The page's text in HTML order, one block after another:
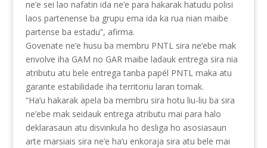
ne’e sei lao nafatin ida ne’e para hakarak hatudu polisi
laos partenense ba grupu ema ida ka rua nian maibe
partense ba estadu”, afirma.
Govenate ne’e husu ba membru PNTL sira ne’ebe mak
envolve iha GAM no GAR maibe ladauk entrega sira nia
atributu atu bele entrega tanba papél PNTL maka atu
garante estabilidade iha territoriu laran tomak.
“Ha’u hakarak apela ba membru sira hotu liu-liu ba sira
ne’ebe mak seidauk entrega atributu mai para halo
deklarasaun atu disvinkula ho desliga ho asosiasaun
arte marsiais sira ne’e ha’u enkoraja sira atu bele mai